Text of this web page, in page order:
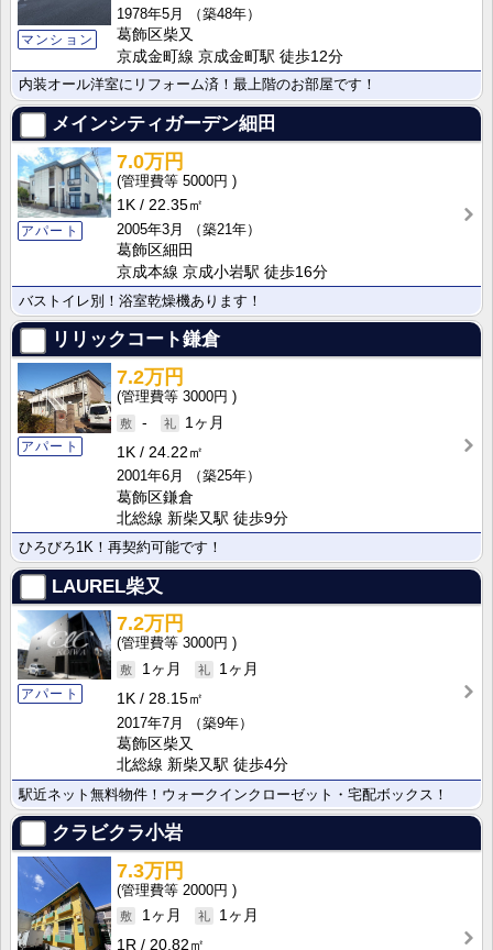
マンション
1978年5月
（築48年）
葛飾区柴又
京成金町線 京成金町駅 徒歩12分
内装オール洋室にリフォーム済！最上階のお部屋です！
メインシティガーデン細田
アパート
7.0万円
5000円
1K
22.35㎡
2005年3月
（築21年）
葛飾区細田
京成本線 京成小岩駅 徒歩16分
バストイレ別！浴室乾燥機あります！
リリックコート鎌倉
アパート
7.2万円
3000円
-
1ヶ月
1K
24.22㎡
2001年6月
（築25年）
葛飾区鎌倉
北総線 新柴又駅 徒歩9分
ひろびろ1K！再契約可能です！
LAUREL柴又
アパート
7.2万円
3000円
1ヶ月
1ヶ月
1K
28.15㎡
2017年7月
（築9年）
葛飾区柴又
北総線 新柴又駅 徒歩4分
駅近ネット無料物件！ウォークインクローゼット・宅配ボックス！
クラビクラ小岩
7.3万円
2000円
1ヶ月
1ヶ月
1R
20.82㎡